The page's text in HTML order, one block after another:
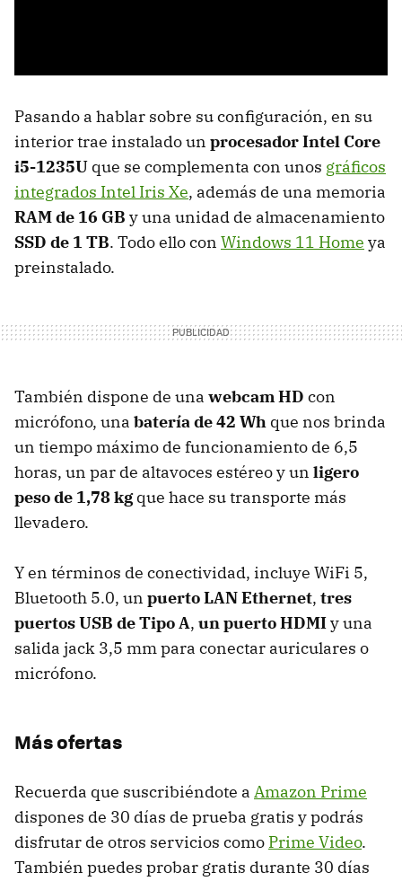
Pasando a hablar sobre su configuración, en su
interior trae instalado un procesador Intel Core
i5-1235U que se complementa con unos gráficos
integrados Intel Iris Xe, además de una memoria
RAM de 16 GB y una unidad de almacenamiento
SSD de 1 TB. Todo ello con Windows 11 Home ya
preinstalado.
También dispone de una webcam HD con
micrófono, una batería de 42 Wh que nos brinda
un tiempo máximo de funcionamiento de 6,5
horas, un par de altavoces estéreo y un ligero
peso de 1,78 kgque hace su transporte más
llevadero.
Y en términos de conectividad, incluye WiFi 5,
Bluetooth 5.0, un puerto LAN Ethernet, tres
puertos USB de Tipo A, un puerto HDMIy una
salida jack 3,5 mm para conectar auriculares o
micrófono.
Más ofertas
Recuerda que suscribiéndote a Amazon Prime
dispones de 30 días de prueba gratis y podrás
disfrutar de otros servicios como Prime Video.
También puedes probar gratis durante 30 días